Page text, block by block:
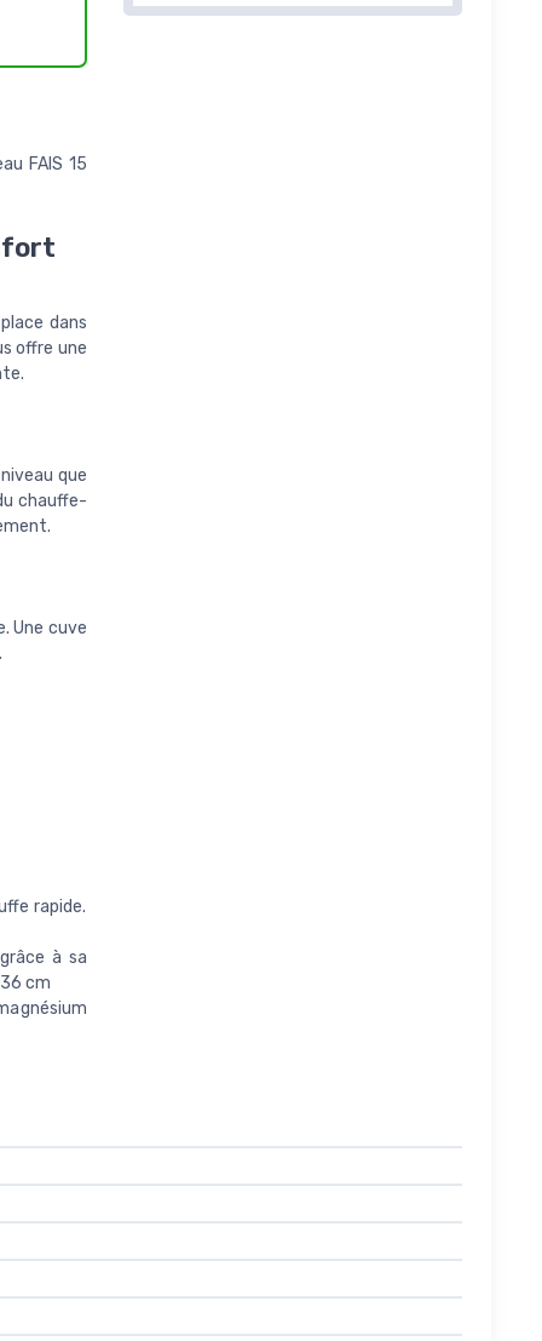
FAIS 15
dans
offre une
que
chauffe-
Une cuve
rapide.
à sa
cm